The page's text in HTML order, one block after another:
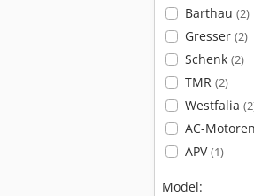
Barthau (2)
Gresser (2)
Schenk (2)
TMR (2)
Westfalia
AC-Motoren
APV(1)
Model: